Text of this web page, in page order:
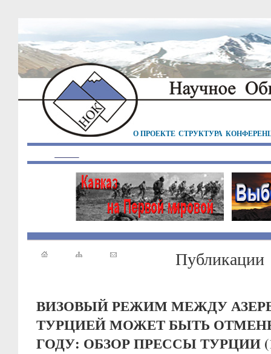
О ПРОЕКТЕ СТРУКТУРА
Публикации
ВИЗОВЫЙ РЕЖИМ МЕЖДУ
ТУРЦИЕЙ МОЖЕТ БЫТЬ
ГОДУ: ОБЗОР ПРЕССЫ ТУРЦИИ (14